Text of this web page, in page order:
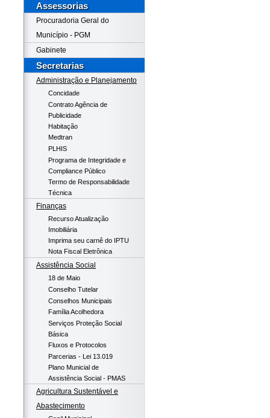
Assessorias
Procuradoria Geral do
Município - PGM
Gabinete
Secretarias
Administração e Planejamento
Concidade
Contrato Agência de
Publicidade
Habitação
Medtran
PLHIS
Programa de Integridade e
Compliance Público
Termo de Responsabilidade
Técnica
Finanças
Recurso Atualização
Imobiliária
Imprima seu carnê do IPTU
Nota Fiscal Eletrônica
Assistência Social
18 de Maio
Conselho Tutelar
Conselhos Municipais
Família Acolhedora
Serviços Proteção Social
Básica
Fluxos e Protocolos
Parcerias - Lei 13.019
Plano Municial de
Assistência Social - PMAS
Agricultura Sustentável e
Abastecimento